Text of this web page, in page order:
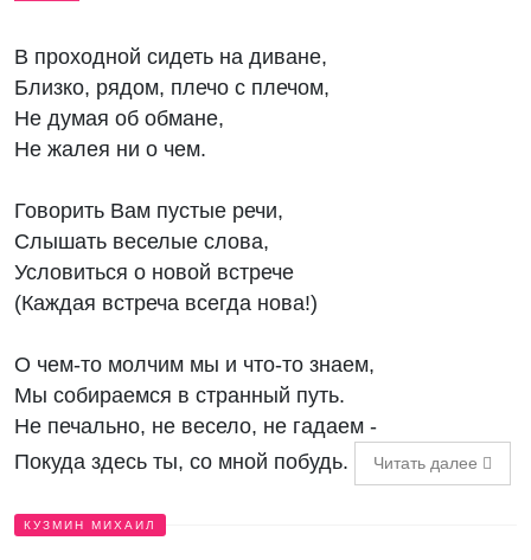
В проходной сидеть на диване,
Близко, рядом, плечо с плечом,
Не думая об обмане,
Не жалея ни о чем.
Говорить Вам пустые речи,
Слышать веселые слова,
Условиться о новой встрече
(Каждая встреча всегда нова!)
О чем-то молчим мы и что-то знаем,
Мы собираемся в странный путь.
Не печально, не весело, не гадаем -
Покуда здесь ты, со мной побудь.
Читать далее
КУЗМИН МИХАИЛ